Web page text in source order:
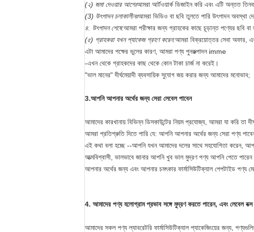
(২) জমা দেওয়ার আগেঃআমরা আর্টওয়ার্ক ডিজাইন করি এবং এটি অন্তত
(3) উৎপাদন চলাকালীনঃআমরা ভিডিও বা ছবি তুলতে পারি উৎপাদন অবস্থা
৪. উৎপাদন শেষে:আমরা পরীক্ষার জন্য গ্রাহকের কাছে চূড়ান্ত পণ্যের ছবি বা
(৫) গ্রাহকরা যখন প্যাকেজ গ্রহণ করেন:আমরা বিক্রয়োত্তর সেবা অফার,
এটা আমাদের পক্ষের ভুলের কারণ, আমরা পণ্য পুনরুত্পাদন imme
-এখন থেকে গ্রাহকদের কাছ থেকে কোন টাকা চার্জ না করেই।
"ভাল মানের" দীর্ঘমেয়াদী ব্যবসায়িক সুযোগ জয় করার জন্য আমাদের মনোভাব;
3.আপনি আপনার অর্থের জন্য সেরা লেবেল পাবেন
আমাদের কারখানায় বিভিন্ন ডিসকাউন্টের নিয়ম প্রযোজ্য, আমরা যা করি তা
আমরা প্রতিশ্রুতি দিতে পারি যে: আপনি আপনার অর্থের জন্য সেরা পণ্য
এই কথা বলা হচ্ছে --আপনি যখন আমাদের দলের সাথে সহযোগিতা করেন,
আত্মবিশ্বাসী, ভালভাবে জানার আপনি খুব ভাল মুদ্রণ পণ্য আপনি পেতে পারেন
আপনার অর্থের জন্য এবং আপনার চমৎকার ফার্মাসিউটিক্যাল পেপটাইড পণ্য
4. আমাদের পণ্য হলোগ্রাম প্রভাব সঙ্গে মুদ্রণ করতে পারেন, এবং লেবেল
আমাদের সকল পণ্য ল্যাবরেটরি ফার্মাসিউটিক্যাল প্যাকেজিংয়ের জন্য,